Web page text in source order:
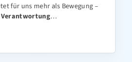
für uns mehr als Bewegung –
Verantwortung…